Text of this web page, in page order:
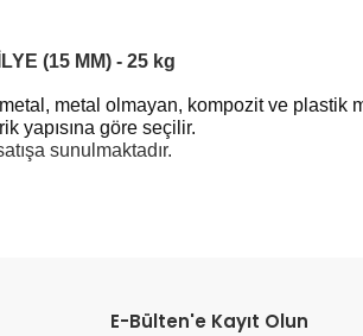
(15 MM) - 25 kg
metal, metal olmayan, kompozit ve
yapısına göre seçilir.
sunulmaktadır.
bozuk veya görüntülenemiyor.
E-Bülten'e Kayıt Olun